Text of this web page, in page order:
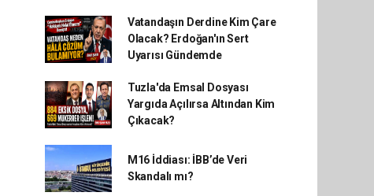
Vatandaşın Derdine Kim Çare
Olacak? Erdoğan'ın Sert
Uyarısı Gündemde
Tuzla'da Emsal Dosyası
Yargıda Açılırsa Altından Kim
Çıkacak?
M16 İddiası: İBB’de Veri
Skandalı mı?